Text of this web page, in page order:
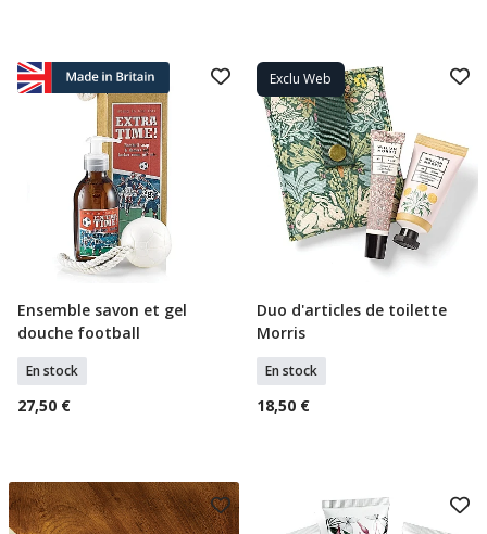
Ajouter Au Panier
Ensemble savon et gel
douche football
En stock
27,50 €
Exclu Web
Ajouter Au Panier
Duo d'articles de toilette
Morris
En stock
18,50 €